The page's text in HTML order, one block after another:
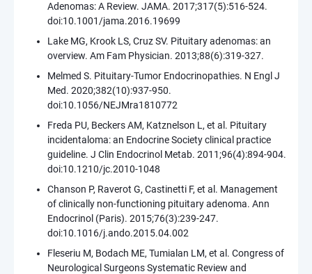
Adenomas: A Review. JAMA. 2017;317(5):516-524.
doi:10.1001/jama.2016.19699
Lake MG, Krook LS, Cruz SV. Pituitary adenomas: an
overview. Am Fam Physician. 2013;88(6):319-327.
Melmed S. Pituitary-Tumor Endocrinopathies. N Engl J
Med. 2020;382(10):937-950.
doi:10.1056/NEJMra1810772
Freda PU, Beckers AM, Katznelson L, et al. Pituitary
incidentaloma: an Endocrine Society clinical practice
guideline. J Clin Endocrinol Metab. 2011;96(4):894-904.
doi:10.1210/jc.2010-1048
Chanson P, Raverot G, Castinetti F, et al. Management
of clinically non-functioning pituitary adenoma. Ann
Endocrinol (Paris). 2015;76(3):239-247.
doi:10.1016/j.ando.2015.04.002
Fleseriu M, Bodach ME, Tumialan LM, et al. Congress of
Neurological Surgeons Systematic Review and